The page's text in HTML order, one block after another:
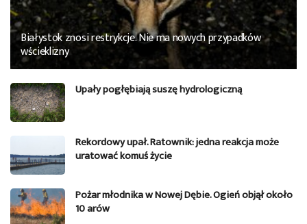
Białystok znosi restrykcje. Nie ma nowych przypadków
wścieklizny
Upały pogłębiają suszę hydrologiczną
Rekordowy upał. Ratownik: jedna reakcja może
uratować komuś życie
Pożar młodnika w Nowej Dębie. Ogień objął około
10 arów